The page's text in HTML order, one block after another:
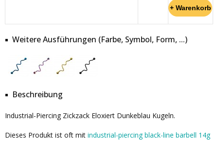
Weitere Ausführungen (Farbe, Symbol, Form, ...)
Beschreibung
Industrial-Piercing Zickzack Eloxiert Dunkeblau Kugeln.
Dieses Produkt ist oft mit industrial-piercing black-line barbell 14g